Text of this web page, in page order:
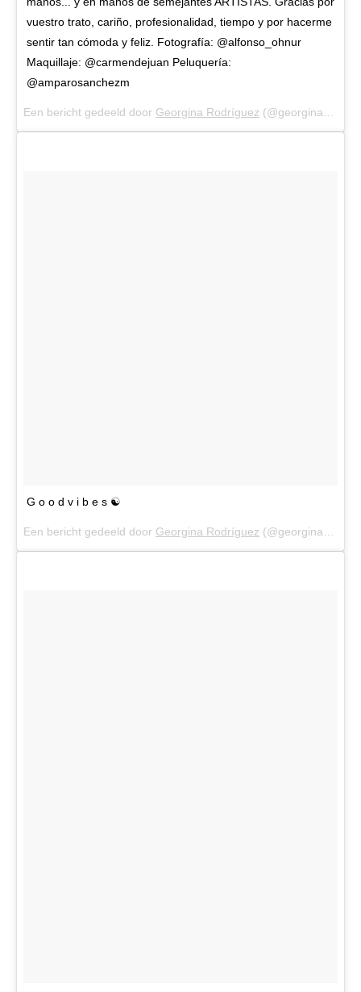
vuestro trato, cariño, profesionalidad, tiempo y por hacerme
sentir tan cómoda y feliz. Fotografía: @alfonso_ohnur
Maquillaje: @carmendejuan Peluquería:
@amparosanchezm
Een bericht gedeeld door Georgina Rodríguez (@georginagio) op
G o o d v i b e s ☯️
Een bericht gedeeld door Georgina Rodríguez (@georginagio) op